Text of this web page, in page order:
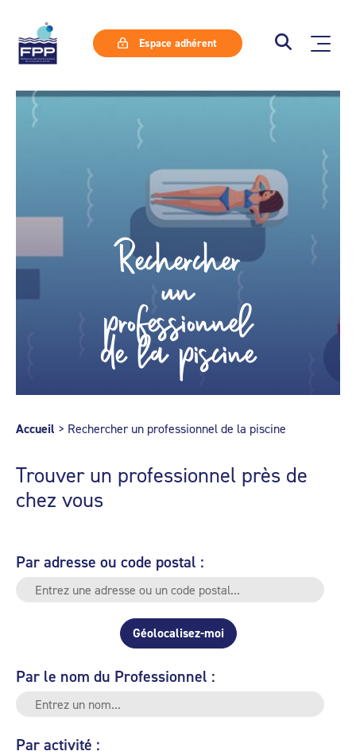
Espace adhérent
Rechercher
un
professionnel
de la piscine
Accueil > Rechercher un professionnel de la piscine
Trouver un professionnel près de
chez vous
Par adresse ou code postal :
Géolocalisez-moi
Par le nom du Professionnel :
Par activité :